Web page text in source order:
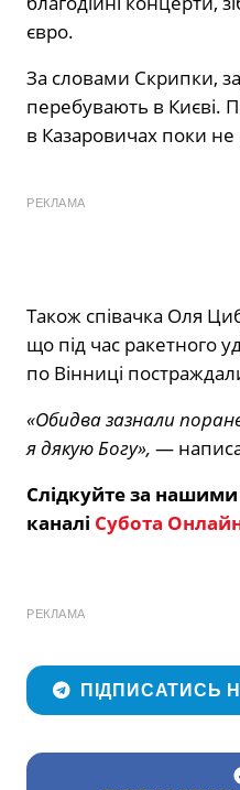
євро.
За словами Скрипки,
перебувають в Києві.
в Казаровичах поки
РЕКЛАМА
Також співачка Оля
що під час ракетного
по Вінниці
«Обидва зазнали
я дякую Богу», —
Слідкуйте за
каналі Субота
РЕКЛАМА
ПІДПИСАТИСЬ